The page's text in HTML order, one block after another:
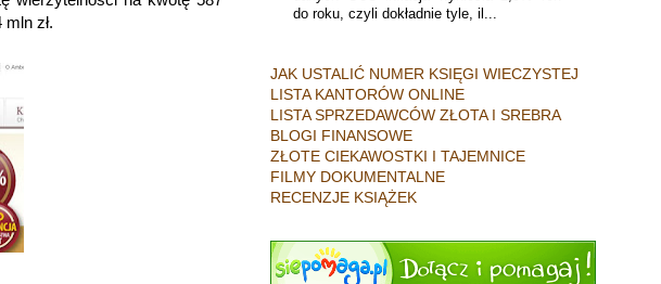
zł.
do roku, czyli dokładnie tyle, il...
JAK USTALIĆ NUMER KSIĘGI WIECZYSTEJ
LISTA KANTORÓW ONLINE
LISTA SPRZEDAWCÓW ZŁOTA I SREBRA
BLOGI FINANSOWE
ZŁOTE CIEKAWOSTKI I TAJEMNICE
FILMY DOKUMENTALNE
RECENZJE KSIĄŻEK